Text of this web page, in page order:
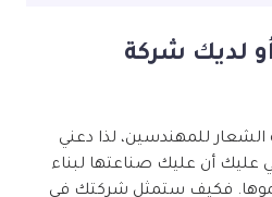
لديك شركة
للمهندسين، لذا دعني
عليك أن عليك صناعتها لبناء
فكيف ستمثل شركتك في